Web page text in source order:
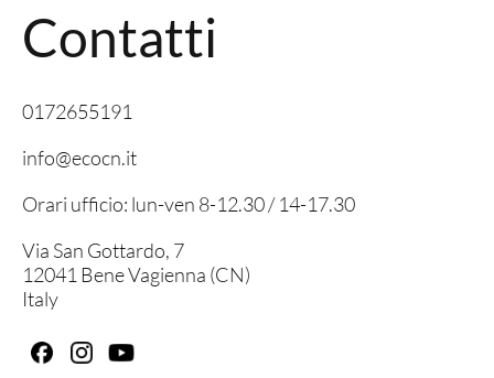
Contatti
0172655191
info@ecocn.it
Orari ufficio: lun-ven 8-12.30 / 14-17.30
Via San Gottardo, 7
12041 Bene Vagienna (CN)
Italy